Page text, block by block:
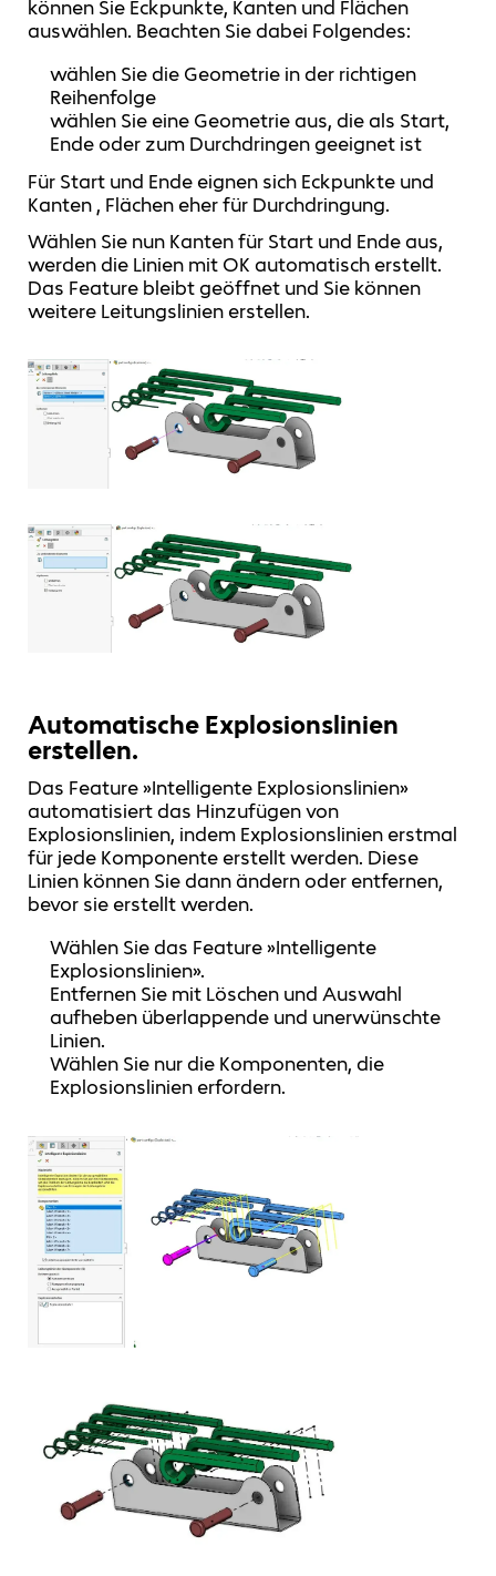
können Sie Eckpunkte, Kanten und Flächen
auswählen. Beachten Sie dabei Folgendes:
wählen Sie die Geometrie in der richtigen
Reihenfolge
wählen Sie eine Geometrie aus, die als Start,
Ende oder zum Durchdringen geeignet ist
Für Start und Ende eignen sich Eckpunkte und
Kanten , Flächen eher für Durchdringung.
Wählen Sie nun Kanten für Start und Ende aus,
werden die Linien mit OK automatisch erstellt.
Das Feature bleibt geöffnet und Sie können
weitere Leitungslinien erstellen.
Automatische Explosionslinien
erstellen.
Das Feature »Intelligente Explosionslinien»
automatisiert das Hinzufügen von
Explosionslinien, indem Explosionslinien erstmal
für jede Komponente erstellt werden. Diese
Linien können Sie dann ändern oder entfernen,
bevor sie erstellt werden.
Wählen Sie das Feature »Intelligente
Explosionslinien».
Entfernen Sie mit Löschen und Auswahl
aufheben überlappende und unerwünschte
Linien.
Wählen Sie nur die Komponenten, die
Explosionslinien erfordern.